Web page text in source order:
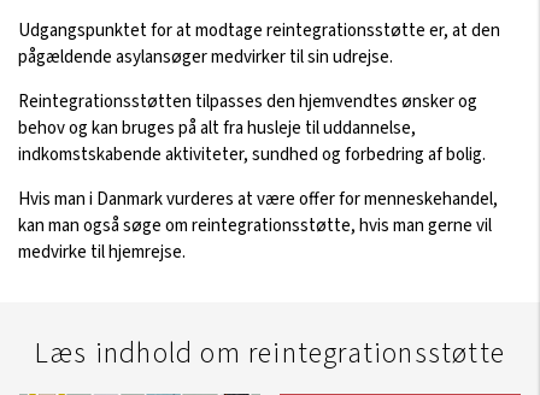
Udgangspunktet for at modtage reintegrationsstøtte er, at den
pågældende asylansøger medvirker til sin udrejse.
Reintegrationsstøtten tilpasses den hjemvendtes ønsker og
behov og kan bruges på alt fra husleje til uddannelse,
indkomstskabende aktiviteter, sundhed og forbedring af bolig.
Hvis man i Danmark vurderes at være offer for menneskehandel,
kan man også søge om reintegrationsstøtte, hvis man gerne vil
medvirke til hjemrejse.
Læs indhold om reintegrationsstøtte